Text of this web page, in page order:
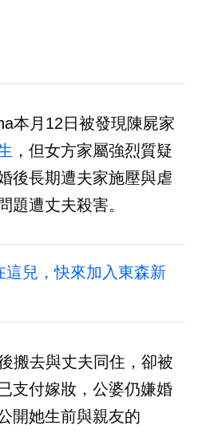
本月12日被發現陳屍家
，但女方家屬強烈質疑
後長期遭夫家施壓與虐
題遭丈夫殺害。
這兒，快來加入東森新
搬去與丈夫同住，卻被
支付嫁妝，公婆仍嫌婚
開她生前與親友的